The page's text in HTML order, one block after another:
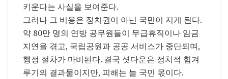
키운다는 사실을 보여준다.
그러나 그 비용은 정치권이 아닌 국민이 지게 된다.
약 80만 명의 연방 공무원들이 무급휴직이나 임금
지연을 겪고, 국립공원과 공공 서비스가 중단되며,
행정 절차가 마비된다. 결국 셧다운은 정치적 힘겨
루기의 결과물이지만, 피해는 늘 국민 몫이다.